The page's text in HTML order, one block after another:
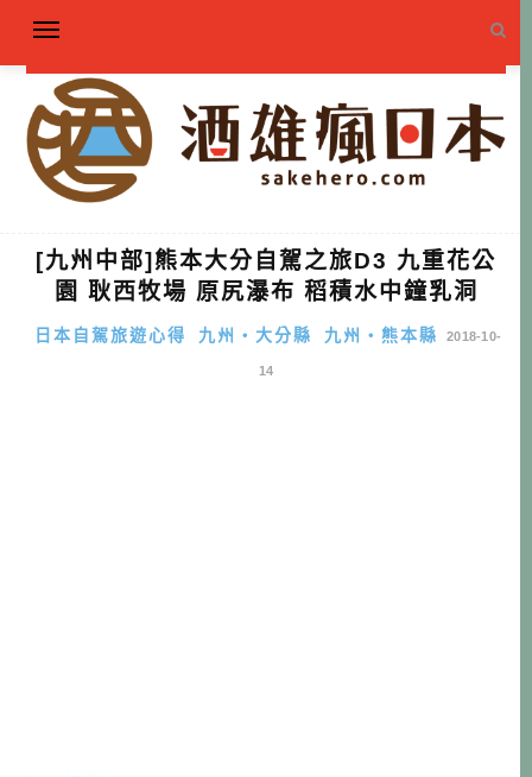
[九州中部]熊本大分自駕之旅D3 九重花公
園 耿西牧場 原尻瀑布 稻積水中鐘乳洞
日本自駕旅遊心得 九州・大分縣 九州・熊本縣 2018-10-
14